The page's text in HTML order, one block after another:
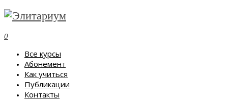
0
Все курсы
Абонемент
Как учиться
Публикации
Контакты